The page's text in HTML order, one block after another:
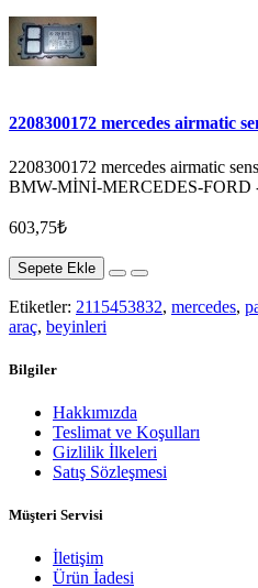
2208300172 mercedes airmatic
2208300172 mercedes airmatic
BMW-MİNİ-MERCEDES-FORD
603,75₺
Sepete Ekle
Etiketler: 2115453832, mercedes,
araç, beyinleri
Bilgiler
Hakkımızda
Teslimat ve Koşulları
Gizlilik İlkeleri
Satış Sözleşmesi
Müşteri Servisi
İletişim
Ürün İadesi